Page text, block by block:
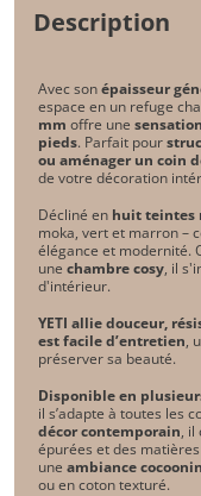
Description
Avec sonépaisseur
espace en un refuge
mm offre une
pieds. Parfait pour
ou aménager un coin
de votre décoration
Décliné en huit teintes
moka, vert et marron –
élégance et modernité.
une chambre cosy, il
d'intérieur.
YETI allie douceur,
est facile d’entretien,
préserver sa beauté.
Disponible en
il s’adapte à toutes les
décor contemporain, il
épurées et des
une ambiance
ou en coton texturé.